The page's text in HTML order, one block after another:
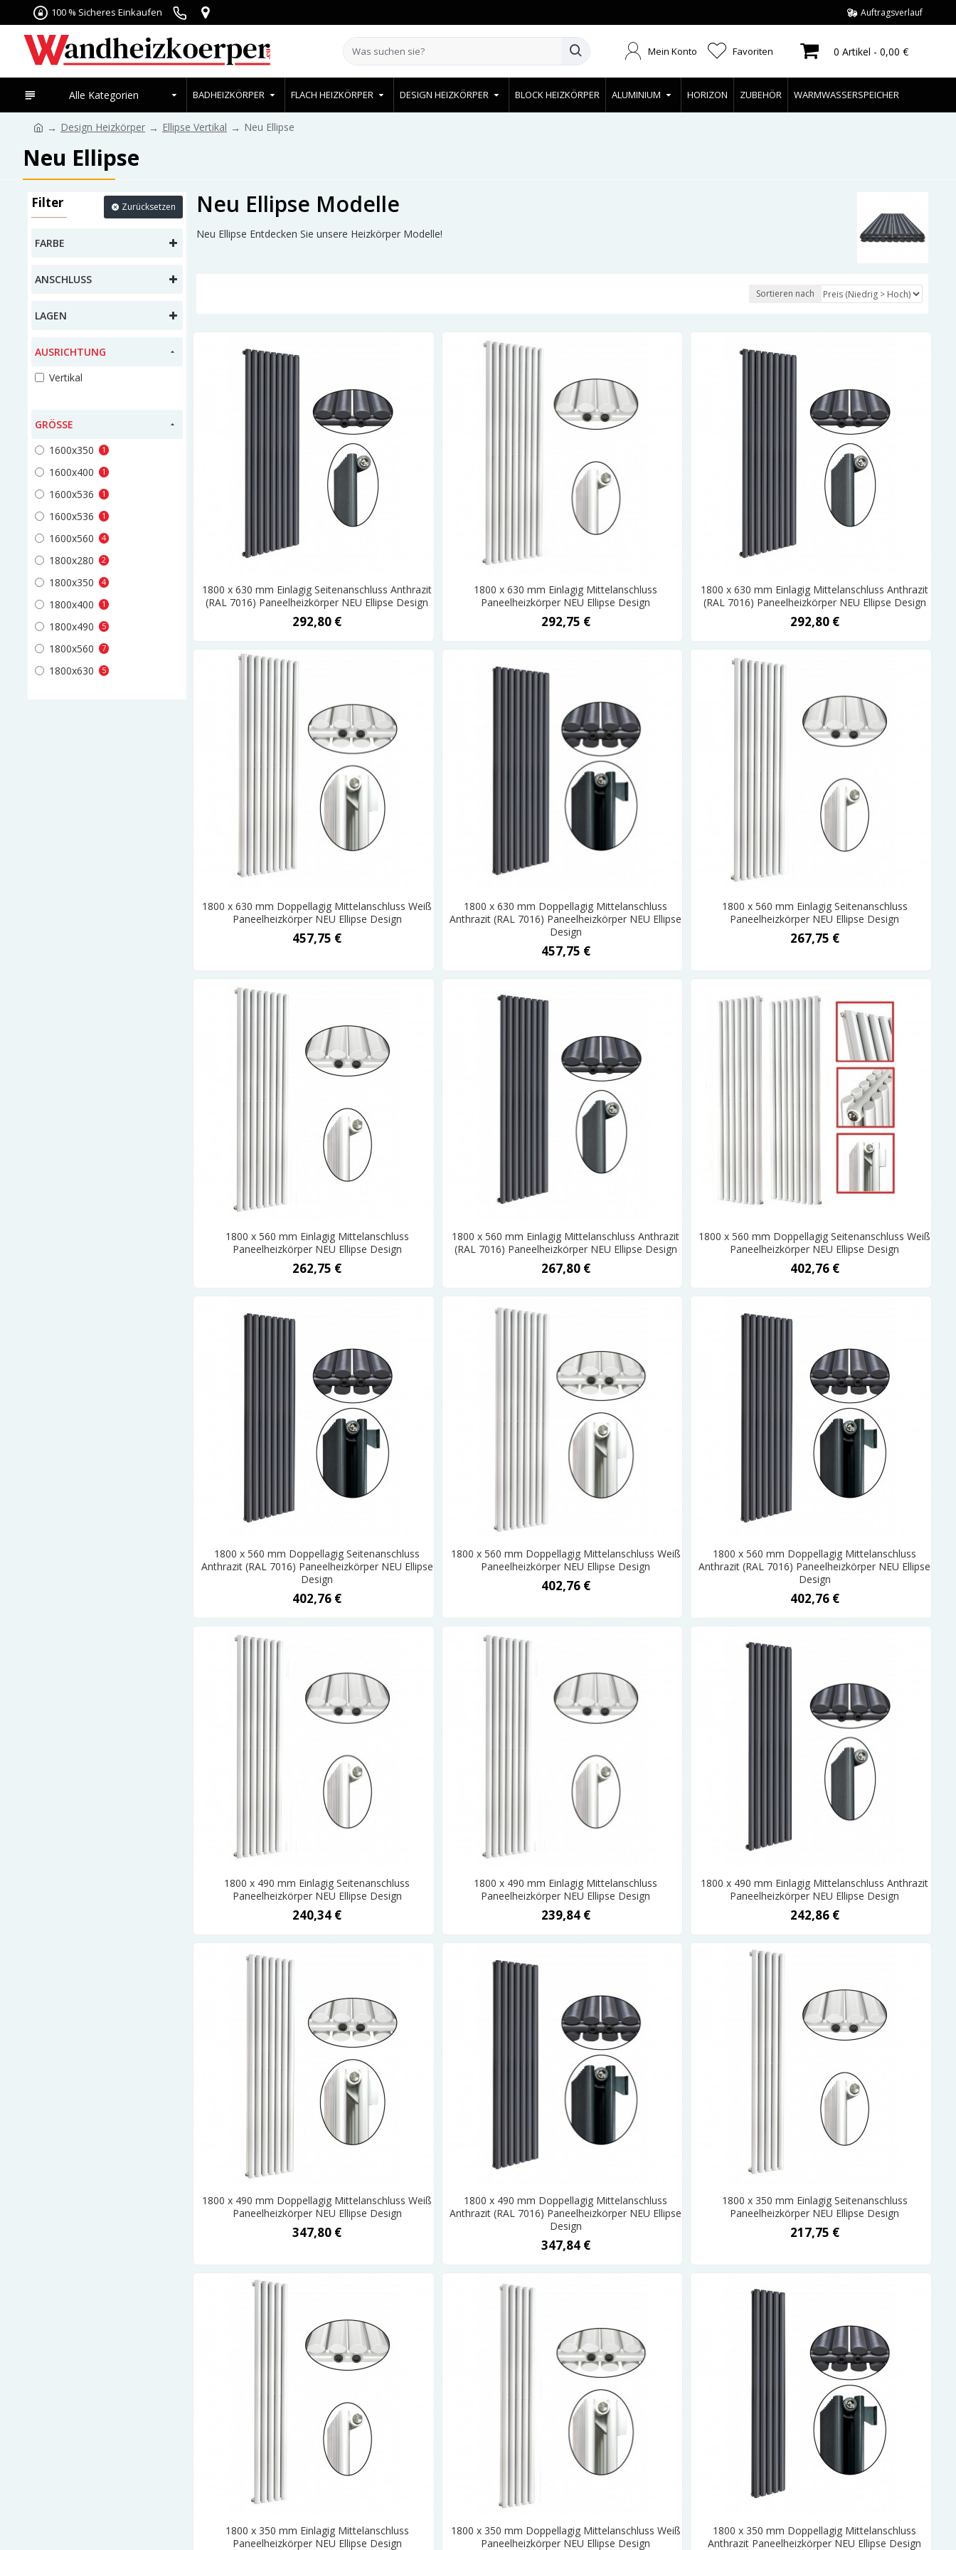
100 % Sicheres Einkaufen Auftragsverlauf
Mein Konto Favoriten 0 Artikel - 0,00 €
Alle Kategorien BADHEIZKÖRPER FLACH HEIZKÖRPER DESIGN HEIZKÖRPER BLOCK HEIZKÖRPER ALUMINIUM HORIZON ZUBEHÖR WARMWASSERSPEICHER
Design Heizkörper Ellipse Vertikal Neu Ellipse
Neu Ellipse
Filter Zurücksetzen
ANSCHLUSS
LAGEN
FARBE
AUSRICHTUNG
Vertikal
GRÖSSE
1600x350
1
1600x400 1
1600x536 1
1600x536 1
1600x560 4
1800x280 2
1800x350 4
1800x400 1
1800x490 5
1800x560 7
1800x630 5
Neu Ellipse Modelle
Neu Ellipse Entdecken Sie unsere Heizkörper Modelle!
Sortieren nach
1800 x 630 mm Einlagig Seitenanschluss Anthrazit
(RAL 7016) Paneelheizkörper NEU Ellipse Design
292,80 €
1800 x 630 mm Einlagig Mittelanschluss
Paneelheizkörper NEU Ellipse Design
292,75 €
1800 x 630 mm Einlagig Mittelanschluss Anthrazit
(RAL 7016) Paneelheizkörper NEU Ellipse Design
292,80 €
1800 x 630 mm Doppellagig Mittelanschluss Weiß
Paneelheizkörper NEU Ellipse Design
457,75 €
1800 x 630 mm Doppellagig Mittelanschluss
Anthrazit (RAL 7016) Paneelheizkörper NEU Ellipse
Design
457,75 €
1800 x 560 mm Einlagig Seitenanschluss
Paneelheizkörper NEU Ellipse Design
267,75 €
1800 x 560 mm Einlagig Mittelanschluss
Paneelheizkörper NEU Ellipse Design
262,75 €
1800 x 560 mm Einlagig Mittelanschluss Anthrazit
(RAL 7016) Paneelheizkörper NEU Ellipse Design
267,80 €
1800 x 560 mm Doppellagig Seitenanschluss Weiß
Paneelheizkörper NEU Ellipse Design
402,76 €
1800 x 560 mm Doppellagig Seitenanschluss
Anthrazit (RAL 7016) Paneelheizkörper NEU Ellipse
Design
402,76 €
1800 x 560 mm Doppellagig Mittelanschluss Weiß
Paneelheizkörper NEU Ellipse Design
402,76 €
1800 x 560 mm Doppellagig Mittelanschluss
Anthrazit (RAL 7016) Paneelheizkörper NEU Ellipse
Design
402,76 €
1800 x 490 mm Einlagig Seitenanschluss
Paneelheizkörper NEU Ellipse Design
240,34 €
1800 x 490 mm Einlagig Mittelanschluss
Paneelheizkörper NEU Ellipse Design
239,84 €
1800 x 490 mm Einlagig Mittelanschluss Anthrazit
Paneelheizkörper NEU Ellipse Design
242,86 €
1800 x 490 mm Doppellagig Mittelanschluss Weiß
Paneelheizkörper NEU Ellipse Design
347,80 €
1800 x 490 mm Doppellagig Mittelanschluss
Anthrazit (RAL 7016) Paneelheizkörper NEU Ellipse
Design
347,84 €
1800 x 350 mm Einlagig Seitenanschluss
Paneelheizkörper NEU Ellipse Design
217,75 €
1800 x 350 mm Einlagig Mittelanschluss
Paneelheizkörper NEU Ellipse Design
1800 x 350 mm Doppellagig Mittelanschluss Weiß
Paneelheizkörper NEU Ellipse Design
1800 x 350 mm Doppellagig Mittelanschluss
Anthrazit Paneelheizkörper NEU Ellipse Design